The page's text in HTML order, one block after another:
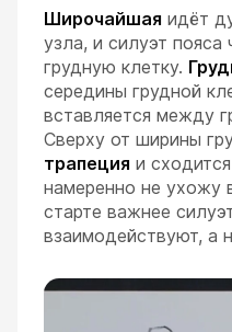
Широчайшая идёт
узла, и силуэт пояса
грудную клетку.
середины грудной
вставляется между
Сверху от ширины
трапеция и
намеренно не ухожу
старте важнее
взаимодействуют, а